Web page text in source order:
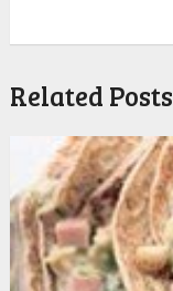
Related Posts